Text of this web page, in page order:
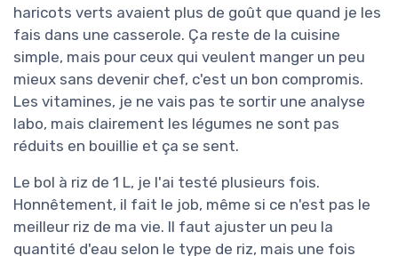
haricots verts avaient plus de goût que quand je les
fais dans une casserole. Ça reste de la cuisine
simple, mais pour ceux qui veulent manger un peu
mieux sans devenir chef, c'est un bon compromis.
Les vitamines, je ne vais pas te sortir une analyse
labo, mais clairement les légumes ne sont pas
réduits en bouillie et ça se sent.
Le bol à riz de 1 L, je l'ai testé plusieurs fois.
Honnêtement, il fait le job, même si ce n'est pas le
meilleur riz de ma vie. Il faut ajuster un peu la
quantité d'eau selon le type de riz, mais une fois